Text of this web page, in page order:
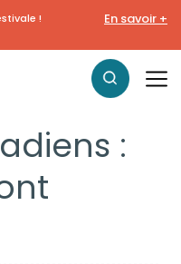
! En savoir +
: